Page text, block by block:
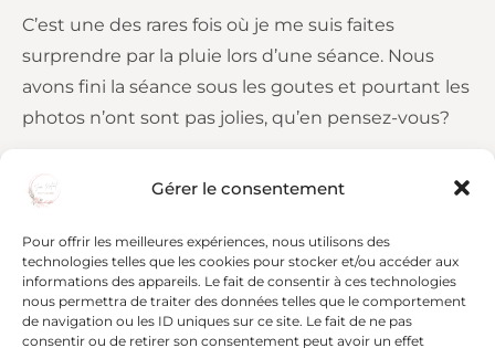
Gérer le consentement
Pour offrir les meilleures expériences, nous utilisons des
technologies telles que les cookies pour stocker et/ou accéder aux
informations des appareils. Le fait de consentir à ces technologies
nous permettra de traiter des données telles que le comportement
de navigation ou les ID uniques sur ce site. Le fait de ne pas
consentir ou de retirer son consentement peut avoir un effet
C’est une des rares fois où je me suis faites
surprendre par la pluie lors d’une séance. Nous
avons fini la séance sous les goutes et pourtant les
photos n’ont sont pas jolies, qu’en pensez-vous?
Vous avez envie d’une séance photo aux bords de
l’étang vous aussi? ,
Article précédent
Une séance maternité les pieds dans l’eau